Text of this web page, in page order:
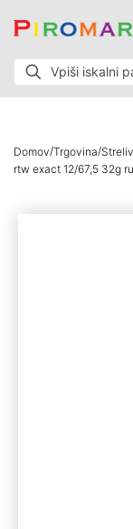
Domov/Trgovina/
rtw exact 12/67,5 32g